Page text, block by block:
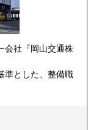
会社『岡山交通株
準とした、整備職